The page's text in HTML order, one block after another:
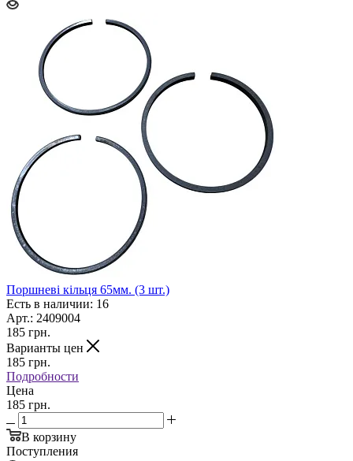
Поршневі кільця 65мм. (3 шт.)
Есть в наличии: 16
Арт.: 2409004
185 грн.
Варианты цен
185 грн.
Подробности
Цена
185 грн.
В корзину
Поступления